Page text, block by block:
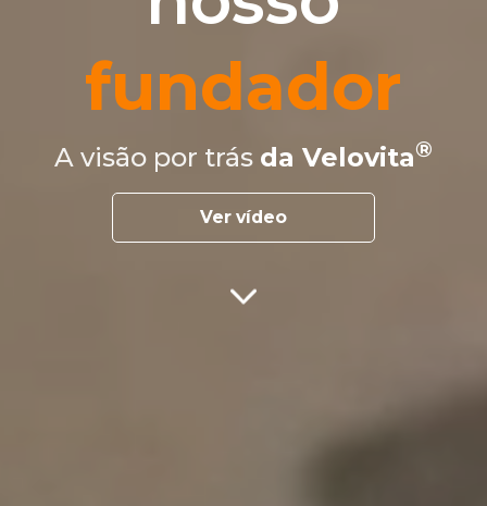
fundador
A visão por trás da Velovita
Ver vídeo